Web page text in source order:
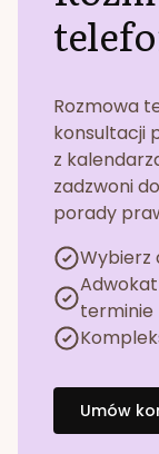
Rozmowa
konsultacji
z
zadzwoni
porady
Wybierz
terminie
Umów